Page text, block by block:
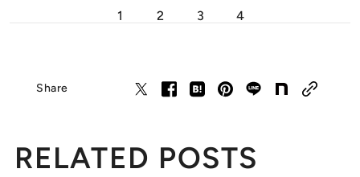
1 2 3 4
Share
RELATED POSTS